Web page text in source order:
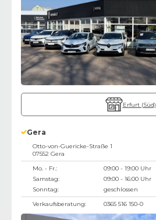
Erfurt (Süd)
Gera
Otto-von-Guericke-Straße 1
07552 Gera
Mo. - Fr.:
09:00 - 19:00 Uhr
Samstag:
09:00 - 16:00 Uhr
Sonntag:
geschlossen
Verkaufsberatung:
0365 516 150-0